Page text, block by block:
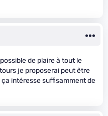
de plaire à tout le
je proposerai peut être
intéresse suffisamment de